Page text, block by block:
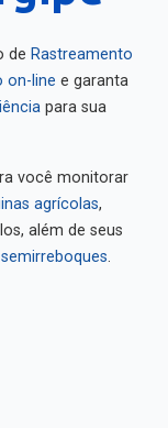
de Rastreamento
on-line e garanta
para sua
você monitorar
agrícolas,
além de seus
semirreboques.